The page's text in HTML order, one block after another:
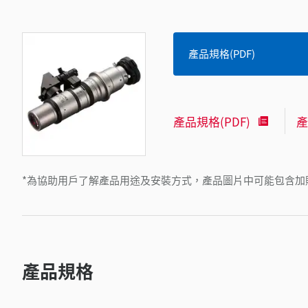
*為協助用戶了解產品用途及安裝方式，產品圖片中可能包含加
產品規格(PDF)
產品規格(PDF)
產品規格